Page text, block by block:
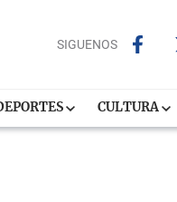
SIGUENOS
CULTURA